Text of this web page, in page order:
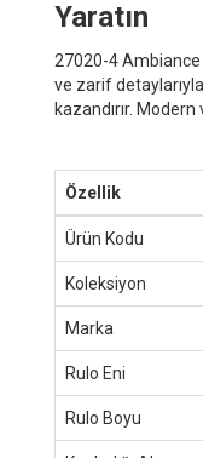
Yaratın
27020-4 Ambiance
ve zarif detaylarıyla
kazandırır.
Özellik
Ürün Kodu
Koleksiyon
Marka
Rulo Eni
Rulo Boyu